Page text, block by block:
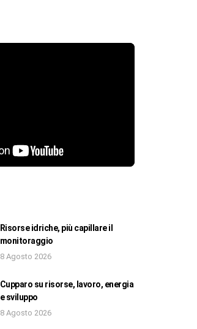
Risorse idriche, più capillare il
monitoraggio
8 Agosto 2026
Cupparo su risorse, lavoro, energia
e sviluppo
8 Agosto 2026